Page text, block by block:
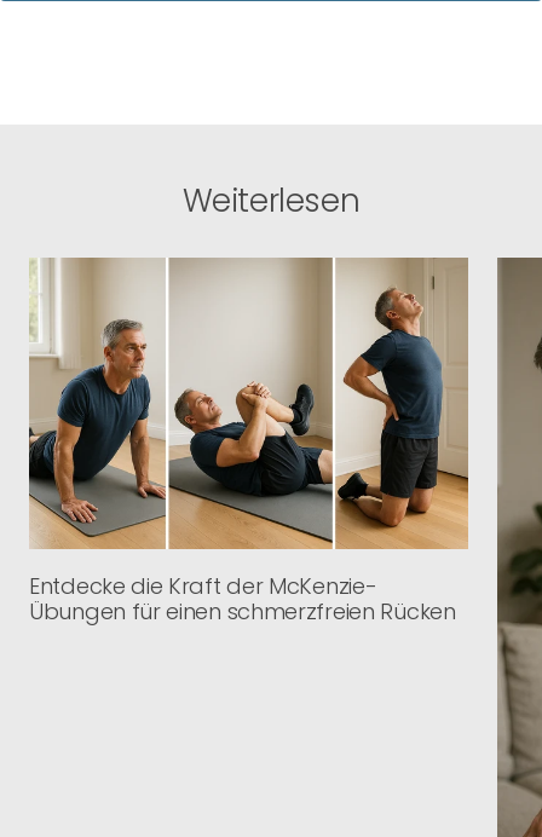
Weiterlesen
Entdecke die Kraft der McKenzie-
Übungen für einen schmerzfreien Rücken